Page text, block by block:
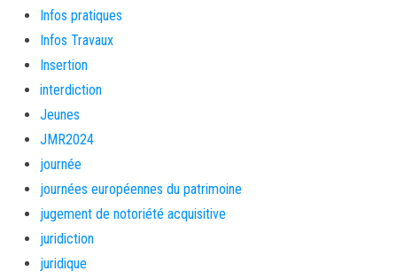
Infos pratiques
Infos Travaux
Insertion
interdiction
Jeunes
JMR2024
journée
journées européennes du patrimoine
jugement de notoriété acquisitive
juridiction
juridique